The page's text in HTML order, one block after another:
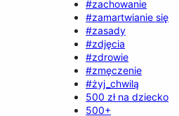
#zachowanie
#zamartwianie się
#zasady
#zdjęcia
#zdrowie
#zmęczenie
#żyj_chwilą
500 zł na dziecko
500+